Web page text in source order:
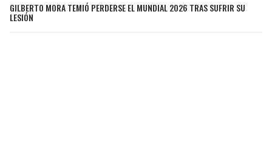
GILBERTO MORA TEMIÓ PERDERSE EL MUNDIAL 2026 TRAS SUFRIR SU
LESIÓN